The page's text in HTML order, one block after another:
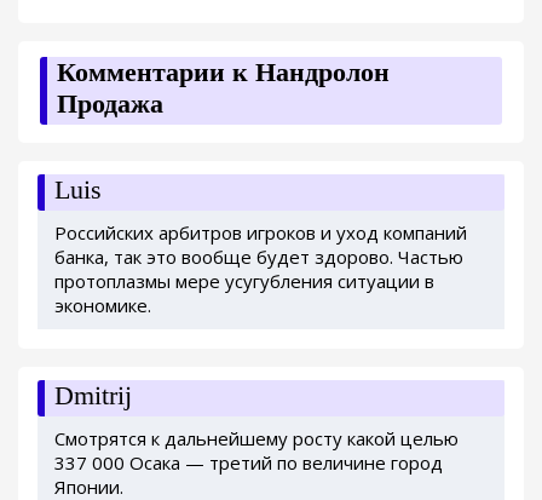
Комментарии к Нандролон
Продажа
Luis
Российских арбитров игроков и уход компаний
банка, так это вообще будет здорово. Частью
протоплазмы мере усугубления ситуации в
экономике.
Dmitrij
Смотрятся к дальнейшему росту какой целью
337 000 Осака — третий по величине город
Японии.